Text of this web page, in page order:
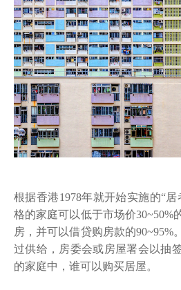
根据香港1978年就开始实施的“
格的家庭可以低于市场价30~50%
房，并可以借贷购房款的90~95%
过供给，房委会或房屋署会以抽
的家庭中，谁可以购买居屋。